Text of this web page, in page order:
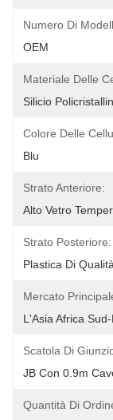
Numero Di
OEM
Materiale Delle
Silicio
Colore Delle
Blu
Strato Anteriore:
Alto Vetro
Strato Posteriore:
Plastica Di
Mercato
L'Asia Africa
Scatola Di
JB Con 0.9m
Quantità Di